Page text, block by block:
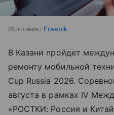
Источник: Freepik
В Казани пройдет
ремонту мобильной
Cup Russia 2026.
августа в рамках IV
«РОСТКИ: Россия и